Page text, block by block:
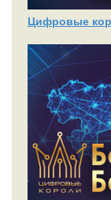
Цифровые